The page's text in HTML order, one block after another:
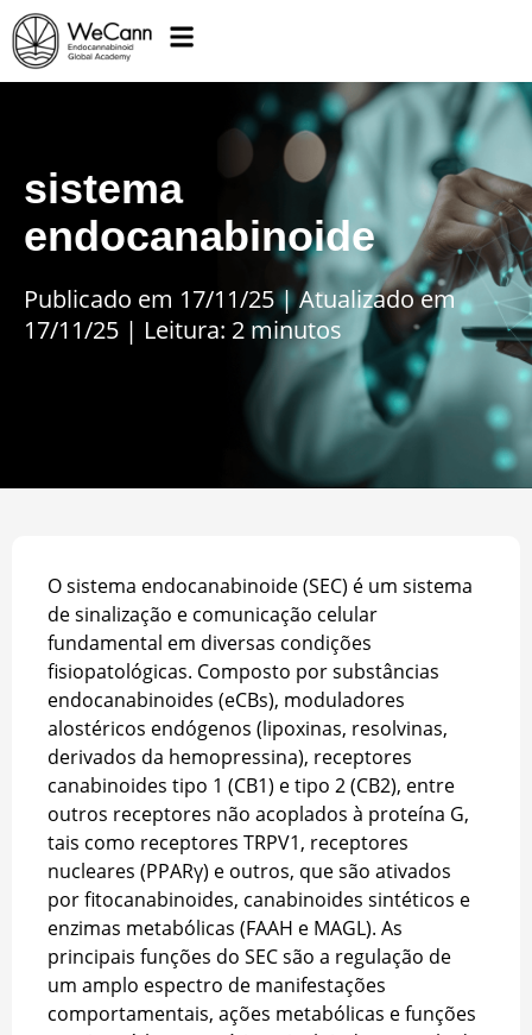
sistema
endocanabinoide
Publicado em 17/11/25|Atualizado em
17/11/25 | Leitura: 2 minutos
O sistema endocanabinoide (SEC) é um sistema
de sinalização e comunicação celular
fundamental em diversas condições
fisiopatológicas. Composto por substâncias
endocanabinoides (eCBs), moduladores
alostéricos endógenos (lipoxinas, resolvinas,
derivados da hemopressina), receptores
canabinoides tipo 1 (CB1) e tipo 2 (CB2), entre
outros receptores não acoplados à proteína G,
tais como receptores TRPV1, receptores
nucleares (PPARγ) e outros, que são ativados
por fitocanabinoides, canabinoides sintéticos e
enzimas metabólicas (FAAH e MAGL). As
principais funções do SEC são a regulação de
um amplo espectro de manifestações
comportamentais, ações metabólicas e funções